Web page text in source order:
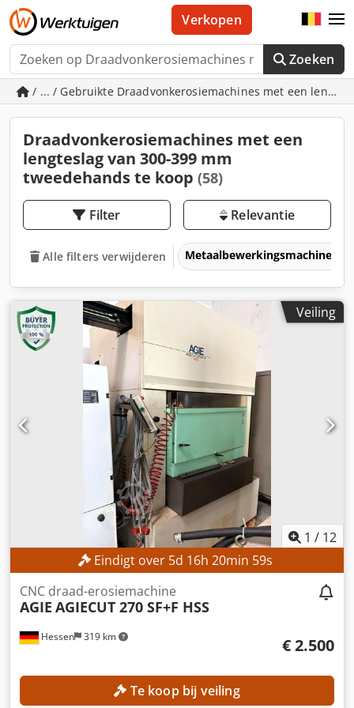
Zoeken
Verkopen
/ ... / Gebruikte Draadvonkerosiemachines met een
Draadvonkerosiemachines met een
lengteslag van 300-399 mm
tweedehands te koop (58)
Filter Relevantie
Alle filters verwijderen Metaalbewerkingsmachines
Veiling
1 / 12
Eindigt over 5d 16h 20min 57s
Hessen 319 km
CNC draad-erosiemachine
AGIE AGIECUT 270 SF+F HSS
€ 2.500
Te koop bij veiling